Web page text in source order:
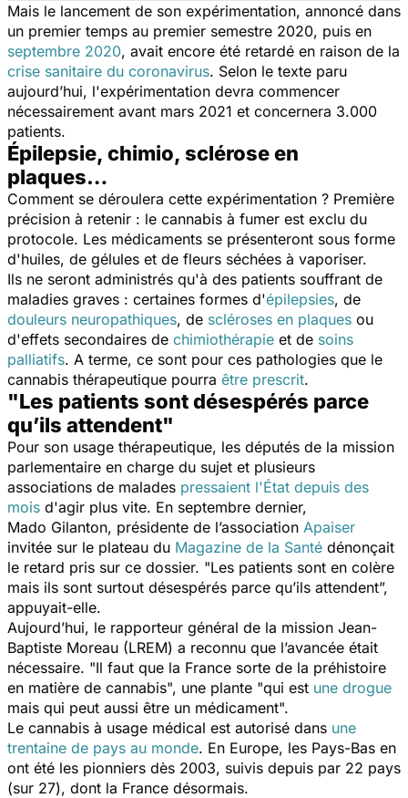
Mais le lancement de son expérimentation, annoncé dans
un premier temps au premier semestre 2020, puis en
septembre 2020, avait encore été retardé en raison de la
crise sanitaire du coronavirus. Selon le texte paru
aujourd’hui, l'expérimentation devra commencer
nécessairement avant mars 2021 et concernera 3.000
patients.
Épilepsie, chimio, sclérose en
plaques…
Comment se déroulera cette expérimentation ? Première
précision à retenir : le cannabis à fumer est exclu du
protocole. Les médicaments se présenteront sous forme
d'huiles, de gélules et de fleurs séchées à vaporiser.
Ils ne seront administrés qu'à des patients souffrant de
maladies graves : certaines formes d'épilepsies, de
douleurs neuropathiques, de scléroses en plaques ou
d'effets secondaires de chimiothérapie et de soins
palliatifs. A terme, ce sont pour ces pathologies que le
cannabis thérapeutique pourra être prescrit.
"Les patients sont désespérés parce
qu’ils attendent"
Pour son usage thérapeutique, les députés de la mission
parlementaire en charge du sujet et plusieurs
associations de malades pressaient l'État depuis des
mois d'agir plus vite. En septembre dernier,
Mado Gilanton, présidente de l’association Apaiser
invitée sur le plateau du Magazine de la Santé dénonçait
le retard pris sur ce dossier. "Les patients sont en colère
mais ils sont surtout désespérés parce qu’ils attendent”,
appuyait-elle.
Aujourd’hui, le rapporteur général de la mission Jean-
Baptiste Moreau (LREM) a reconnu que l’avancée était
nécessaire. "Il faut que la France sorte de la préhistoire
en matière de cannabis", une plante "qui est une drogue
mais qui peut aussi être un médicament".
Le cannabis à usage médical est autorisé dans une
trentaine de pays au monde. En Europe, les Pays-Bas en
ont été les pionniers dès 2003, suivis depuis par 22 pays
(sur 27), dont la France désormais.